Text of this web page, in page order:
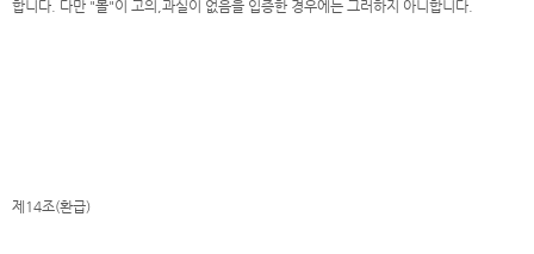
합니다. 다만 "몰"이 고의,과실이 없음을 입증한 경우에는 그러하지 아니합니다.
제14조(환급)